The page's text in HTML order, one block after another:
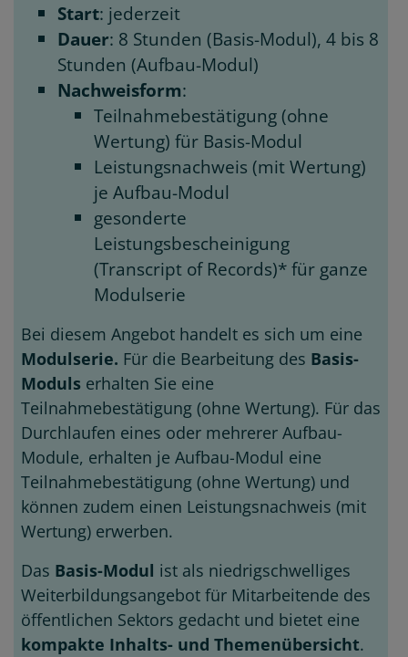
Start: jederzeit
Dauer: 8 Stunden (Basis-Modul), 4 bis 8
Stunden (Aufbau-Modul)
Nachweisform:
Teilnahmebestätigung (ohne
Wertung) für Basis-Modul
Leistungsnachweis (mit Wertung)
je Aufbau-Modul
gesonderte
Leistungsbescheinigung
(Transcript of Records)* für ganze
Modulserie
Bei diesem Angebot handelt es sich um eine
Modulserie. Für die Bearbeitung des Basis-
Moduls erhalten Sie eine
Teilnahmebestätigung (ohne Wertung). Für das
Durchlaufen eines oder mehrerer Aufbau-
Module, erhalten je Aufbau-Modul eine
Teilnahmebestätigung (ohne Wertung) und
können zudem einen Leistungsnachweis (mit
Wertung) erwerben.
Das Basis-Modul ist als niedrigschwelliges
Weiterbildungsangebot für Mitarbeitende des
öffentlichen Sektors gedacht und bietet eine
kompakte Inhalts- und Themenübersicht.